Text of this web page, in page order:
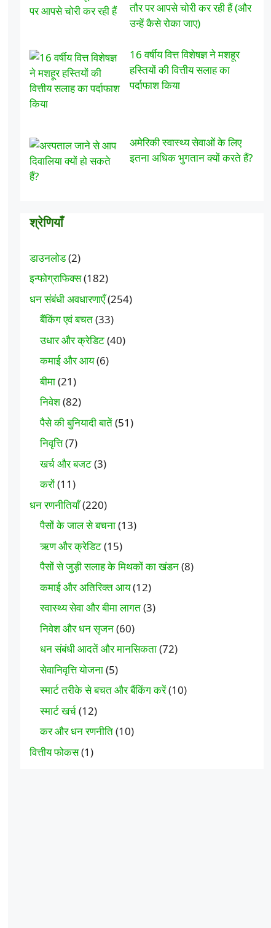
तौर पर आपसे चोरी कर रही हैं (और
उन्हें कैसे रोका जाए)
16 वर्षीय वित्त विशेषज्ञ ने मशहूर
हस्तियों की वित्तीय सलाह का
पर्दाफाश किया
अमेरिकी स्वास्थ्य सेवाओं के लिए
इतना अधिक भुगतान क्यों करते हैं?
श्रेणियाँ
डाउनलोड(2)
इन्फोग्राफिक्स(182)
धन संबंधी अवधारणाएँ(254)
बैंकिंग एवं बचत(33)
उधार और क्रेडिट(40)
कमाई और आय(6)
बीमा(21)
निवेश(82)
पैसे की बुनियादी बातें(51)
निवृत्ति(7)
खर्च और बजट(3)
करों(11)
धन रणनीतियाँ(220)
पैसों के जाल से बचना(13)
ऋण और क्रेडिट(15)
पैसों से जुड़ी सलाह के मिथकों का खंडन(8)
कमाई और अतिरिक्त आय(12)
स्वास्थ्य सेवा और बीमा लागत(3)
निवेश और धन सृजन(60)
धन संबंधी आदतें और मानसिकता(72)
सेवानिवृत्ति योजना(5)
स्मार्ट तरीके से बचत और बैंकिंग करें(10)
स्मार्ट खर्च(12)
कर और धन रणनीति(10)
वित्तीय फोकस(1)